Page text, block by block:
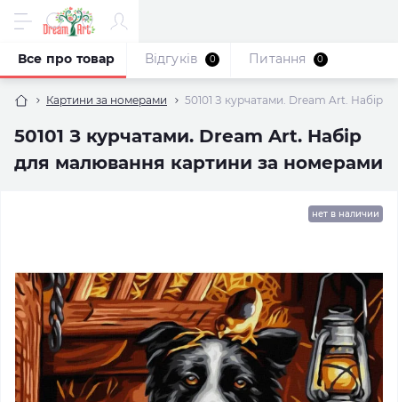
Картини за номерами 50101 З курчатами. Dream Art. Набір
50101 З курчатами. Dream Art. Набір
для малювання картини за номерами
Все про товар Відгуків 0 Питання 0
нет в наличии